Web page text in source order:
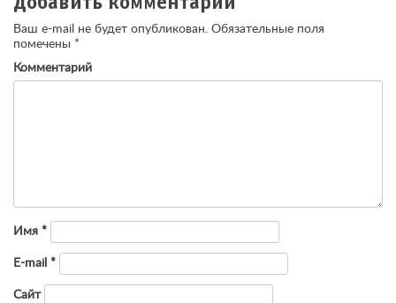
Ваш e-mail не будет опубликован. Обязательные поля
помечены *
Комментарий
Имя *
E-mail *
Сайт